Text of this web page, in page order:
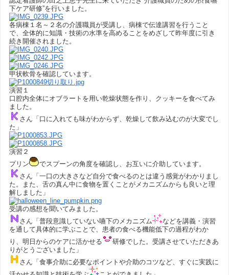
下ケア研修”を行いました。
各病棟１名～２名の介護職員が受講し、病棟で伝達講習を行うこと
で、全体的に知識・技術の水準を高めることをめざして昨年度に引き
続き開催されました。
甲状軟骨を確認しています。
演習１
口腔内全体にオブラートを用い乾燥状態を作り、クッキーを食べてみ
ました。
さん「口に入れても味がわからず、乾燥して飲み込むのが大変でし
た」
演習２
プリン
でスプーンの角度を確認し、お互いに介助しています。
さん「一口の大きさなど自分で食べるのとは違う感覚がわかりまし
た。また、舌の真ん中に食物を置くことがメカニズムからも良いと理
解しました」
受講の感想を聞いてみました。
さん「普段意識していない嚥下のメカニズム
などを講義・演習
を通して具体的に学ぶことで、患者の食べる機能低下の過程がわか
り、明日からのケアに活かせる
研修でした。受講させていただきあ
りがとうございました」
さん「食事介助に必要なポイントや介助のコツなど、すぐに実践に